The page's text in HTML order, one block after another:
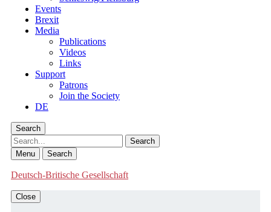
Events
Brexit
Media
Publications
Videos
Links
Support
Patrons
Join the Society
DE
Search
Search
Menu Search
Deutsch-Britische Gesellschaft
Close